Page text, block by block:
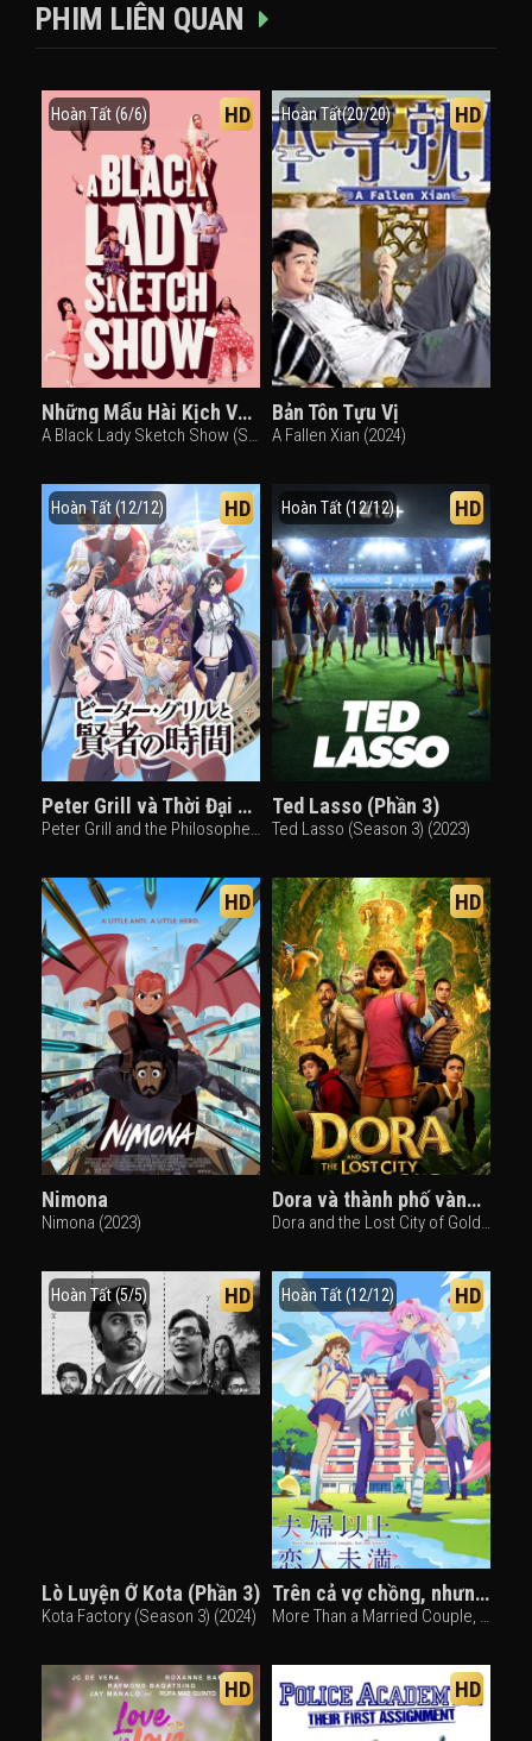
PHIM LIÊN QUAN
Hoàn Tất (6/6) HD
Những Mẩu Hài Kịch Về Quý Cô Da Màu (Phần 1)
A Black Lady Sketch Show (Season 1) (2019)
Hoàn Tất(20/20) HD
Bản Tôn Tựu Vị
A Fallen Xian (2024)
Hoàn Tất (12/12) HD
Peter Grill và Thời Đại Hiền Nhân
Peter Grill and the Philosopher's Time (2020)
Hoàn Tất (12/12) HD
Ted Lasso (Phần 3)
Ted Lasso (Season 3) (2023)
HD
Nimona
Nimona (2023)
HD
Dora và thành phố vàng mất tích
Dora and the Lost City of Gold (2019)
Hoàn Tất (5/5) HD
Lò Luyện Ở Kota (Phần 3)
Kota Factory (Season 3) (2024)
Hoàn Tất (12/12) HD
Trên cả vợ chồng, nhưng dưới tình nhân
More Than a Married Couple, But not Lovers (2022)
HD HD